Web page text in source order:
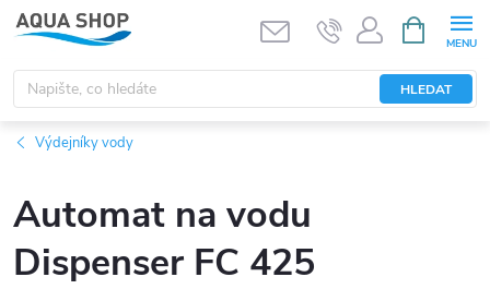
Přejít
na
obsah
HLEDAT
NÁKUPNÍ
KOŠÍK
Výdejníky vody
Automat na vodu
Dispenser FC 425